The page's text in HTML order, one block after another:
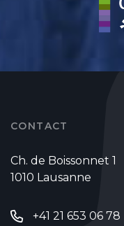
CONTACT
Ch. de Boissonnet 1
1010 Lausanne
+41 21 653 06 78